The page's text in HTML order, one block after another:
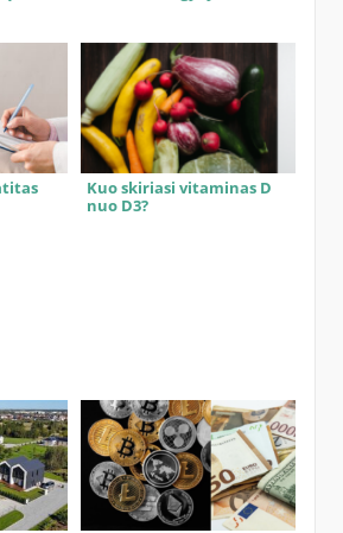
Kuo skiriasi vitaminas D
nuo D3?